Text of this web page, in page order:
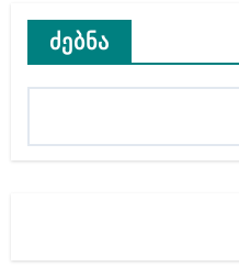
ძებნა